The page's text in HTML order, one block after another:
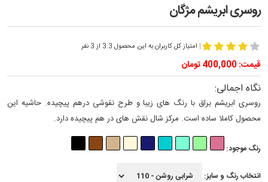
روسری ابریشم مژگان
| امتیاز کل کاربران به این محصول 3.3 از 3 نفر
قیمت: 400,000 تومان
نگاه اجمالی:
روسری ابریشم براق با رنگ های زیبا و طرح نقوشی درهم پیچیده. حاشیه این
محصول کاملا ساده است. مرکز شال نقش های در هم پیچیده دارد.
رنگ موجود:
انتخاب رنگ و سایز: